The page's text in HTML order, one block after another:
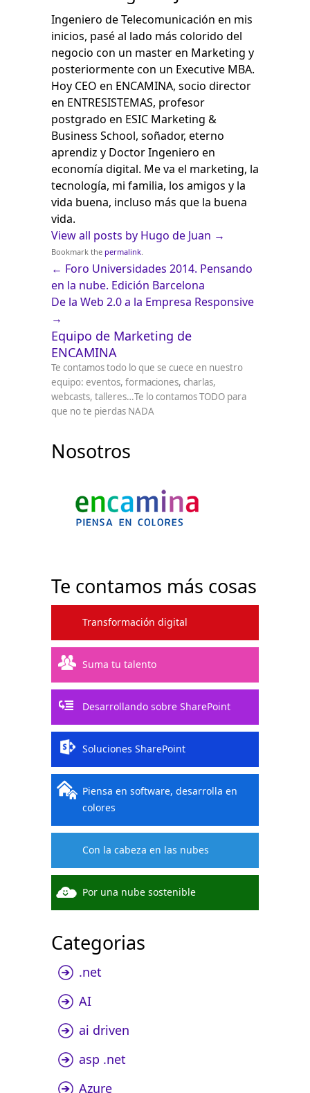
Ingeniero de Telecomunicación en mis
inicios, pasé al lado más colorido del
negocio con un master en Marketing y
posteriormente con un Executive MBA.
Hoy CEO en ENCAMINA, socio director
en ENTRESISTEMAS, profesor
postgrado en ESIC Marketing &
Business School, soñador, eterno
aprendiz y Doctor Ingeniero en
economía digital. Me va el marketing, la
tecnología, mi familia, los amigos y la
vida buena, incluso más que la buena
vida.
View all posts by Hugo de Juan →
Bookmark the permalink
← Foro Universidades 2014. Pensando
en la nube. Edición Barcelona
De la Web 2.0 a la Empresa Responsive
→
Equipo de Marketing de
ENCAMINA
Te contamos todo lo que se cuece en nuestro
equipo: eventos, formaciones, charlas,
webcasts, talleres…Te lo contamos TODO para
que no te pierdas NADA
Nosotros
Te contamos más cosas
Transformación digital
Suma tu talento
Desarrollando sobre SharePoint
Soluciones SharePoint
Piensa en software, desarrolla en
colores
Con la cabeza en las nubes
Por una nube sostenible
Categorias
.net
AI
ai driven
asp .net
Azure